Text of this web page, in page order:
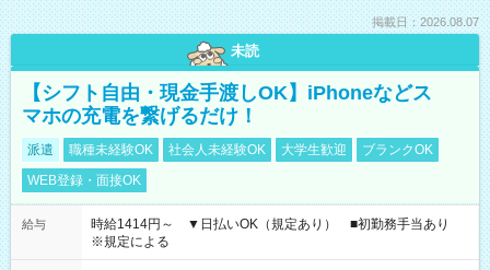
掲載日：2026.08.07
未読
【シフト自由・現金手渡しOK】iPhoneなどス
マホの充電を繋げるだけ！
派遣 職種未経験OK 社会人未経験OK 大学生歓迎
ブランクOK
WEB登録・面接OK
給与
時給1414円～ ▼日払いOK（規定あり） ■初勤務手当あり
※規定による